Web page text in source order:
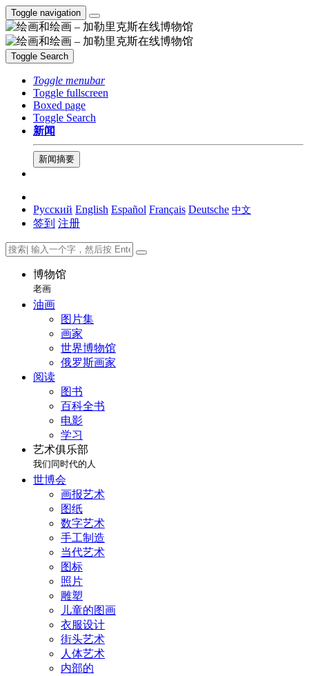
Toggle navigation
Toggle Search
Toggle menubar
Toggle fullscreen
Boxed page
Toggle Search
新闻
新闻摘要
Русский English Español Français Deutsche 中文
签到 注册
博物馆
老画
油画
图片集
画家
世界博物馆
俄罗斯画家
阅读
图书
百科全书
电影
学习
艺术俱乐部
我们同时代的人
世博会
画报艺术
图纸
数字艺术
手工制造
当代艺术
图标
照片
雕塑
儿童的图画
衣服设计
街头艺术
人体艺术
内部的